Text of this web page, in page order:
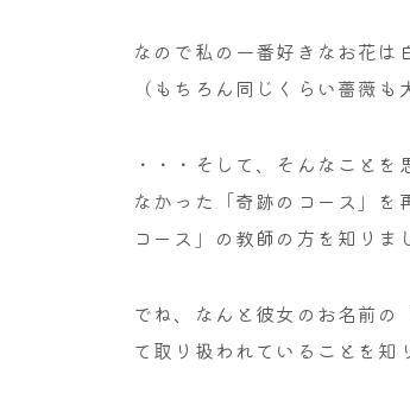
なので私の一番好きなお花は
（もちろん同じくらい薔薇も
・・・そして、そんなこと
なかった「奇跡のコース」を
コース」の教師の方を知りま
でね、なんと彼女のお名前の
て取り扱われていることを知